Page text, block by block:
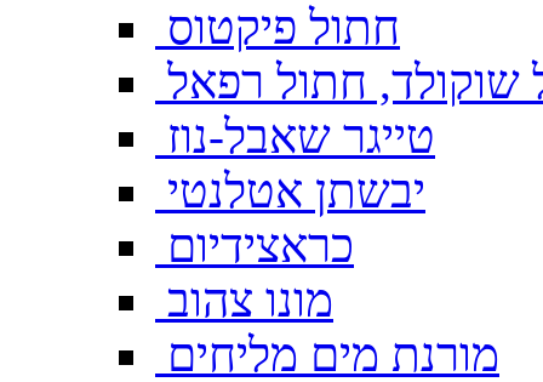
חתול פיקטוס
שוקולד, חתול רפאל
טייגר שאבל-נוז
יבשתן אטלנטי
כראצידיום
מונו צהוב
מורנת מים מליחים